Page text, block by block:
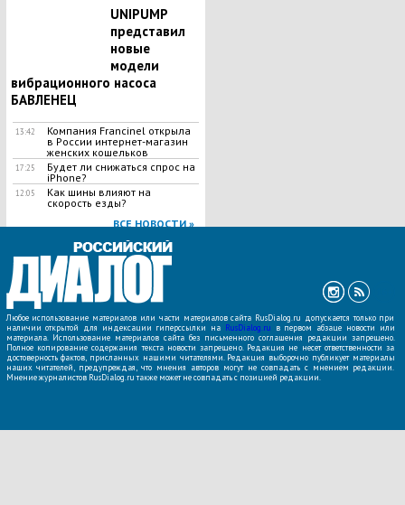
UNIPUMP
представил
новые
модели
вибрационного насоса
БАВЛЕНЕЦ
13:42
Компания Francinel открыла
в России интернет-магазин
женских кошельков
17:25
Будет ли снижаться спрос на
iPhone?
12:05
Как шины влияют на
скорость езды?
ВСЕ НОВОСТИ »
Любое использование материалов или части материалов сайта RusDialog.ru допускается только при
наличии открытой для индексации гиперссылки на RusDialog.ru в первом абзаце новости или
материала. Использование материалов сайта без письменного соглашения редакции запрещено.
Полное копирование содержания текста новости запрещено. Редакция не несет ответственности за
достоверность фактов, присланных нашими читателями. Редакция выборочно публикует материалы
наших читателей, предупреждая, что мнения авторов могут не совпадать с мнением редакции.
Мнение журналистов RusDialog.ru также может не совпадать с позицией редакции.